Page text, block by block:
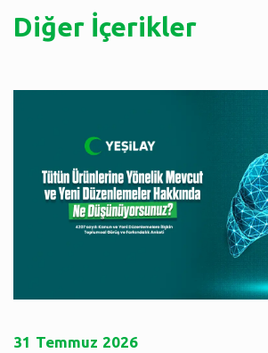
Diğer İçerikler
31 Temmuz 2026